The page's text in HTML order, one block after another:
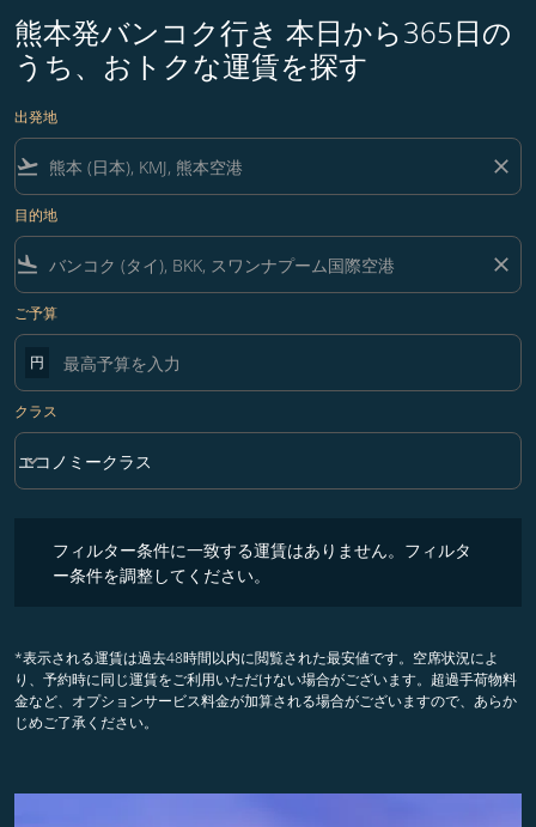
熊本発バンコク行き 本日から365日の
うち、おトクな運賃を探す
出発地
flight_takeoff close
目的地
flight_land close
ご予算
円
クラス
クラス option エコノミークラス Selected
エコノミークラス
keyboard_arrow_down
フィルター条件に一致する運賃はありません。フィルタ
ー条件を調整してください。
*表示される運賃は過去48時間以内に閲覧された最安値です。空席状況によ
り、予約時に同じ運賃をご利用いただけない場合がございます。超過手荷物料
金など、オプションサービス料金が加算される場合がございますので、あらか
じめご了承ください。